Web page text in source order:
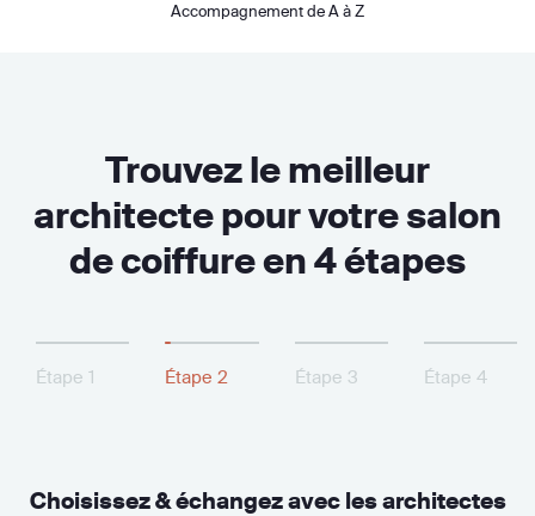
Accompagnement de A à Z
Trouvez le meilleur
architecte pour votre salon
de coiffure en 4 étapes
Étape 1 Étape 2 Étape 3 Étape 4
Choisissez & échangez avec les architectes